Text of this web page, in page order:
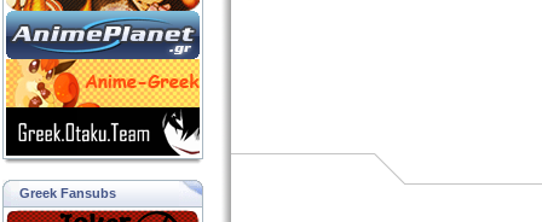
Greek Fansubs